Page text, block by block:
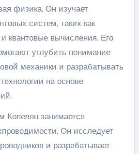
физика. Он изучает
систем, таких как
квантовые вычисления. Его
углубить понимание
механики и разрабатывать
на основе
Копелян занимается
Он исследует
и разрабатывает